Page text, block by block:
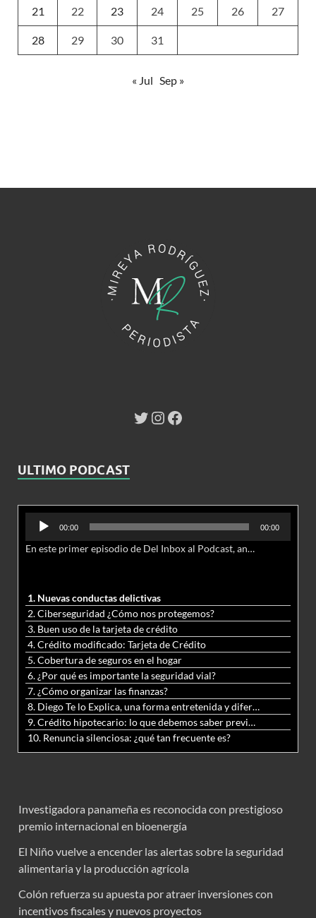
21 22 23 24 25 26 27
28 29 30 31
« Jul Sep »
ULTIMO PODCAST
Reproductor
audio
00:00 00:00
En este primer episodio de Del Inbox al Podcast, analizamos junto al abogado Jonathan Brown las nuevas conductas delictivas cibernéticas y la necesidad de hacer modificaciones al Código Penal.
1. Nuevas conductas delictivas
2. Ciberseguridad ¿Cómo nos protegemos?
3. Buen uso de la tarjeta de crédito
4. Crédito modificado: Tarjeta de Crédito
5. Cobertura de seguros en el hogar
6. ¿Por qué es importante la seguridad vial?
7. ¿Cómo organizar las finanzas?
8. Diego Te lo Explica, una forma entretenida y diferente de aprender matemáticas y ciencias
9. Crédito hipotecario: lo que debemos saber previo a adquirir nuestra vivienda
10. Renuncia silenciosa: ¿qué tan frecuente es?
Investigadora panameña es reconocida con prestigioso
premio internacional en bioenergía
El Niño vuelve a encender las alertas sobre la seguridad
alimentaria y la producción agrícola
Colón refuerza su apuesta por atraer inversiones con
incentivos fiscales y nuevos proyectos